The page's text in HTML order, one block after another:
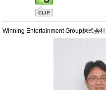
Winning Entertainment Group株式会社